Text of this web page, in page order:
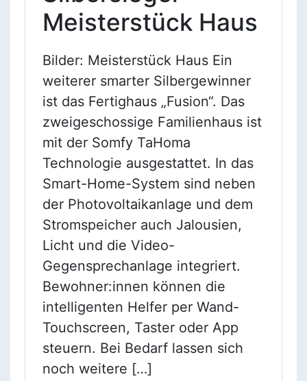
Meisterstück Haus
Bilder: Meisterstück Haus Ein
weiterer smarter Silbergewinner
ist das Fertighaus „Fusion“. Das
zweigeschossige Familienhaus ist
mit der Somfy TaHoma
Technologie ausgestattet. In das
Smart-Home-System sind neben
der Photovoltaikanlage und dem
Stromspeicher auch Jalousien,
Licht und die Video-
Gegensprechanlage integriert.
Bewohner:innen können die
intelligenten Helfer per Wand-
Touchscreen, Taster oder App
steuern. Bei Bedarf lassen sich
noch weitere […]